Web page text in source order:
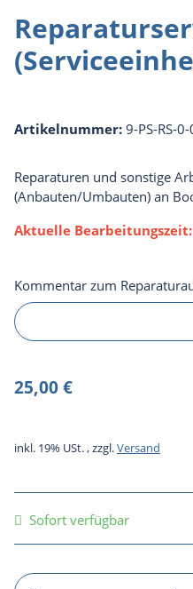
Artikelnummer: 9-PS-RS-0-
Reparaturen und sonstige
(Anbauten/Umbauten) an
Aktuelle Bearbeitungszeit:
Kommentar zum
Kommentar zum
25,00 €
inkl. 19% USt. , zzgl.Versand
Sofort verfügbar